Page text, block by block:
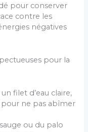
pour conserver
contre les
négatives
pour la
filet d’eau claire,
ne pas abîmer
ou du palo